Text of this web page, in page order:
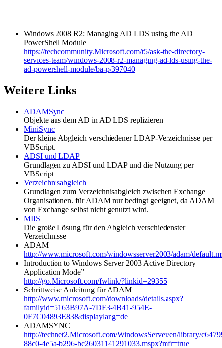
Windows 2008 R2: Managing AD LDS using the AD
PowerShell Module
https://techcommunity.Microsoft.com/t5/ask-the-directory-
services-team/windows-2008-r2-managing-ad-lds-using-the-
ad-powershell-module/ba-p/397040
Weitere Links
ADAMSync
Objekte aus dem AD in AD LDS replizieren
MiniSync
Der kleine Abgleich verschiedener LDAP-Verzeichnisse per
VBScript.
ADSI und LDAP
Grundlagen zu ADSI und LDAP und die Nutzung per
VBScript
Verzeichnisabgleich
Grundlagen zum Verzeichnisabgleich zwischen Exchange
Organisationen. für ADAM nur bedingt geeignet, da ADAM
von Exchange selbst nicht genutzt wird.
MIIS
Die große Lösung für den Abgleich verschiedenster
Verzeichnisse
ADAM
http://www.microsoft.com/windowsserver2003/adam/
Introduction to Windows Server 2003 Active Directory
Application Mode”
http://go.Microsoft.com/fwlink/?linkid=29355
Schrittweise Anleitung für ADAM
http://www.microsoft.com/downloads/details.aspx?
familyid=5163B97A-7DF3-4B41-954E-
0F7C04893E83&displaylang=de
ADAMSYNC
http://technet2.Microsoft.com/WindowsServer/en/library/
88c0-4e5a-b296-bc26031141291033.mspx?mfr=true